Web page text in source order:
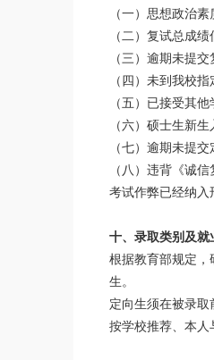
（一）思想政治
（二）复试总成
（三）逾期未提
（四）未到我校
（五）已接受其他
（六）硕士生新
（七）逾期未提
（八）违背《诚
考试作弊已经纳入
十、录取类别及就
根据教育部规定
生。
定向生须在被录
按学校推荐、本人